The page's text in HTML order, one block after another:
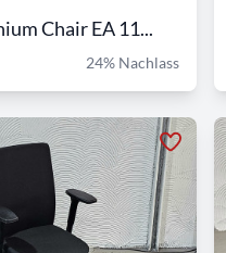
Chair EA 11...
24% Nachlass